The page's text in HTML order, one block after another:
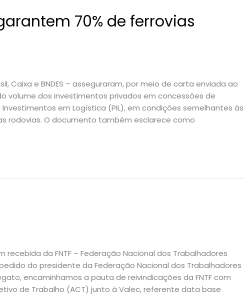
70% de ferrovias
Caixa e BNDES – asseguraram, por meio de carta enviada ao
volume dos investimentos privados em concessões de
em Logística (PIL), em condições semelhantes às
rodovias. O documento também esclarece como
da FNTF – Federação Nacional dos Trabalhadores
do presidente da Federação Nacional dos Trabalhadores
encaminhamos a pauta de reivindicações da FNTF com
de Trabalho (ACT) junto à Valec, referente data base